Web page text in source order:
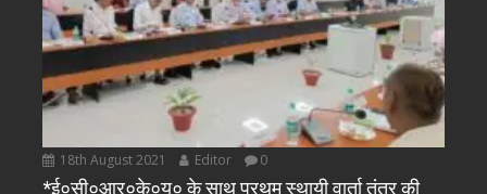
18th August 2021 Editor 0
*ई०सी०आर०के०यू० के साथ प्रथम स्थायी वार्ता तंत्र की